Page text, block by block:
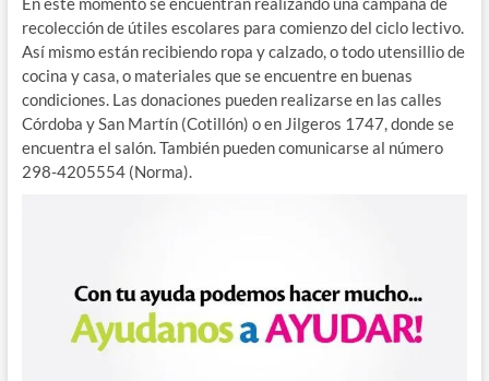
recolección de útiles escolares para comienzo del ciclo lectivo.
Así mismo están recibiendo ropa y calzado, o todo utensillio de
cocina y casa, o materiales que se encuentre en buenas
condiciones. Las donaciones pueden realizarse en las calles
Córdoba y San Martín (Cotillón) o en Jilgeros 1747, donde se
encuentra el salón. También pueden comunicarse al número
298-4205554 (Norma).